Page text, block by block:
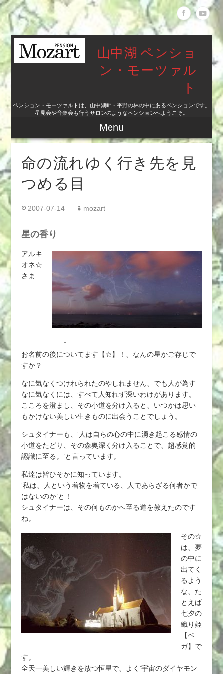
山中湖 ペンショ
ン・モーツァル
ト
ペンション・モーツァルトは、山中湖畔・平野の林の中にあるペンションです。
星見会や音楽会も行うサロンのようなペンションへようこそ。
Menu
命の流れゆく行き先を見
つめる目
2007-07-14 mozart
星の香り
アルキ
オネ☆
さま
↑
お名前の後についてます【☆】！、なんの星かご存じで
すか？
なに気なくつけれられたのやしれません、でも人が為す
なに気なくには、すべて人知れず深いわけがあります。
こころを澄まし、その小道を分け入ると、いつかは思い
もかけない美しい生きものに出会うことでしょう。
シュタイナーも、‘人は自らの心の中に湧き起こる感情の
小道をたどり、その森奥深く分け入ることで、超感覚的
認識に至る。’と言っています。
私達は皆ひそかに知っています。
‘私は、人という着物を着ている、人であらざる何者かで
はないのか’と！
シュタイナーは、その何ものかへ至る道を教えたのです
ね。
その☆
は、夢
の中に
出てく
るよう
な、た
とえば
七夕の
織り姫
【ベ
ガ】で
す。
全天一美しい輝きを放つ恒星で、よく‘宇宙のダイヤモン